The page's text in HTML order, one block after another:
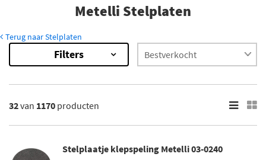
Metelli Stelplaten
Terug naar Stelplaten
Resultaten
×
Niet op voorraad (998)
Op voorraad (172)
Filters
32van 1170 producten
Stelplaatje klepspeling Metelli 03-0240